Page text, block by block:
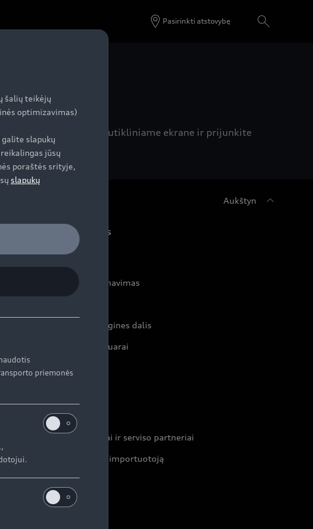
Pasirinkti atstovybę
PIN kodą 5 col. jutikliniame ekrane ir prijunkite
Aukštyn
Audi servisas
Servisas ir aptarnavimas
Originalias atsargines dalis
Originalūs aksesuarai
Garantijos
Kontaktai
Prekybos atstovai ir serviso partneriai
Informacija apie importuotoją
šalių teikėjų
optimizavimas)
slapukų
jūsų
poraštės srityje,
slapukų
priemonės